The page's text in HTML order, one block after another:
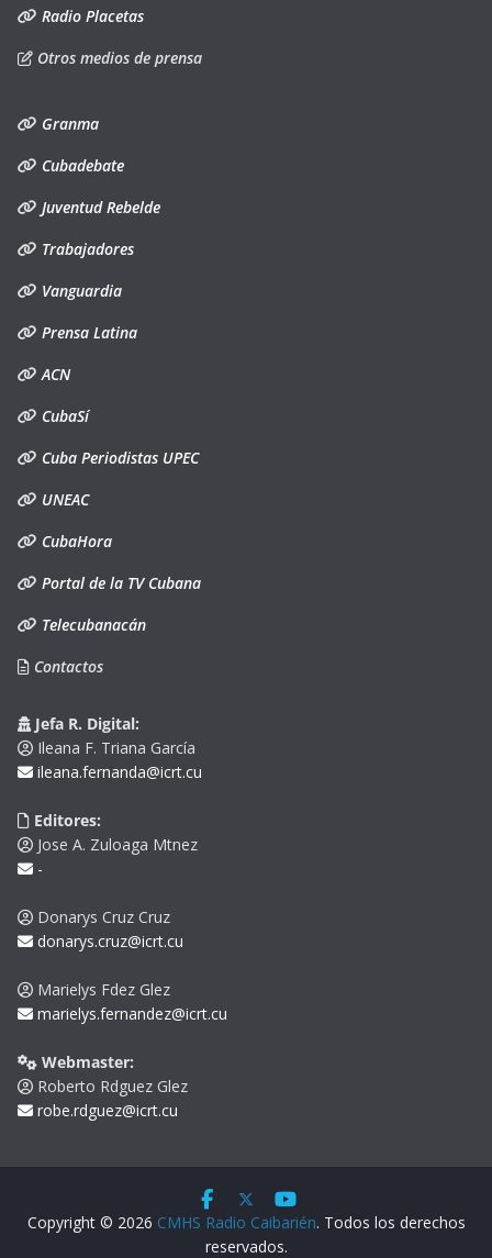
Radio Placetas
Otros medios de prensa
Granma
Cubadebate
Juventud Rebelde
Trabajadores
Vanguardia
Prensa Latina
ACN
CubaSí
Cuba Periodistas UPEC
UNEAC
CubaHora
Portal de la TV Cubana
Telecubanacán
Contactos
Jefa R. Digital:
Ileana F. Triana García
ileana.fernanda@icrt.cu
Editores:
Jose A. Zuloaga Mtnez
-
Donarys Cruz Cruz
donarys.cruz@icrt.cu
Marielys Fdez Glez
marielys.fernandez@icrt.cu
Webmaster:
Roberto Rdguez Glez
robe.rdguez@icrt.cu
Copyright © 2026 CMHS Radio Caibarién. Todos los derechos
reservados.